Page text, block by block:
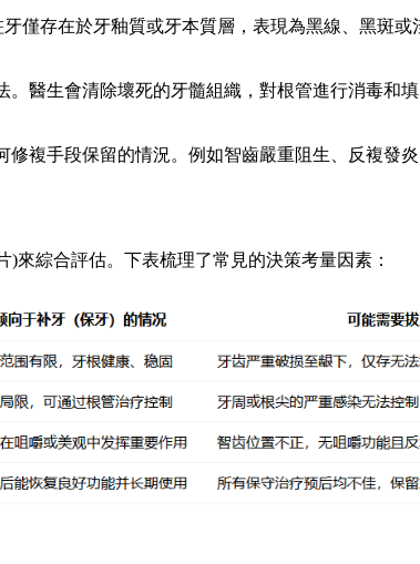
存在於牙釉質或牙本質層，表現為黑線、黑斑或
生會清除壞死的牙髓組織，對根管進行消毒和
手段保留的情況。例如智齒嚴重阻生、反複發
綜合評估。下表梳理了常見的決策考量因素：